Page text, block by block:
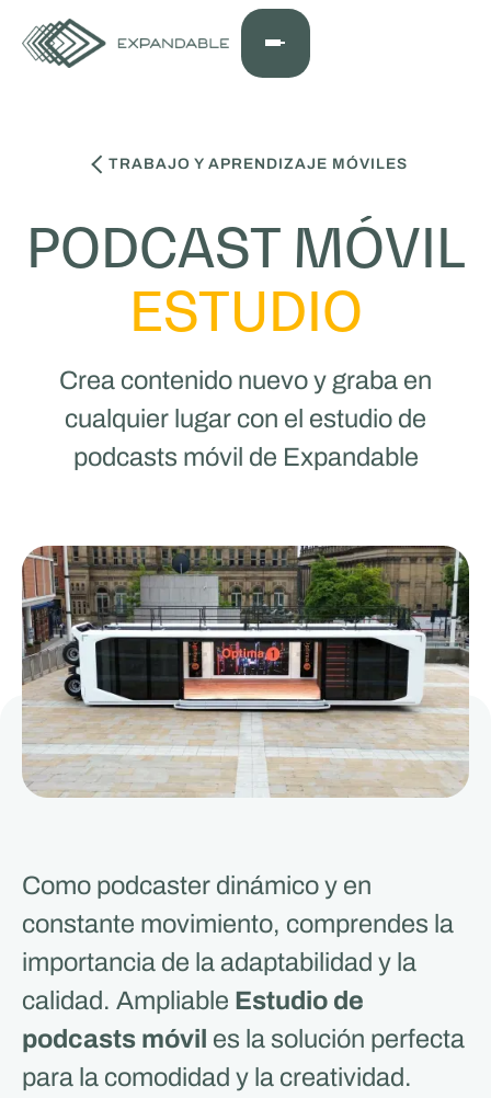
TRABAJO Y APRENDIZAJE MÓVILES
PODCAST MÓVIL
ESTUDIO
Crea contenido nuevo y graba en
cualquier lugar con el estudio de
podcasts móvil de Expandable
Como podcaster dinámico y en
constante movimiento, comprendes la
importancia de la adaptabilidad y la
calidad. Ampliable Estudio de
podcasts móvil es la solución perfecta
para la comodidad y la creatividad.